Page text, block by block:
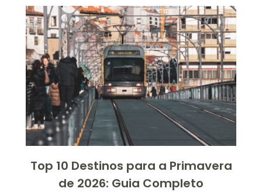
Top 10 Destinos para a Primavera
de 2026: Guia Completo